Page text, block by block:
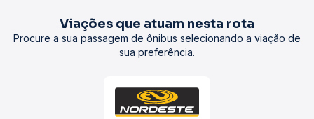
Viações que atuam nesta rota
Procure a sua passagem de ônibus selecionando a viação de
sua preferência.